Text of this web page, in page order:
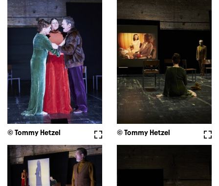
Fullscreen
© Tommy Hetzel © Tommy Hetzel